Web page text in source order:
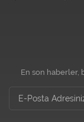
En son haberler,